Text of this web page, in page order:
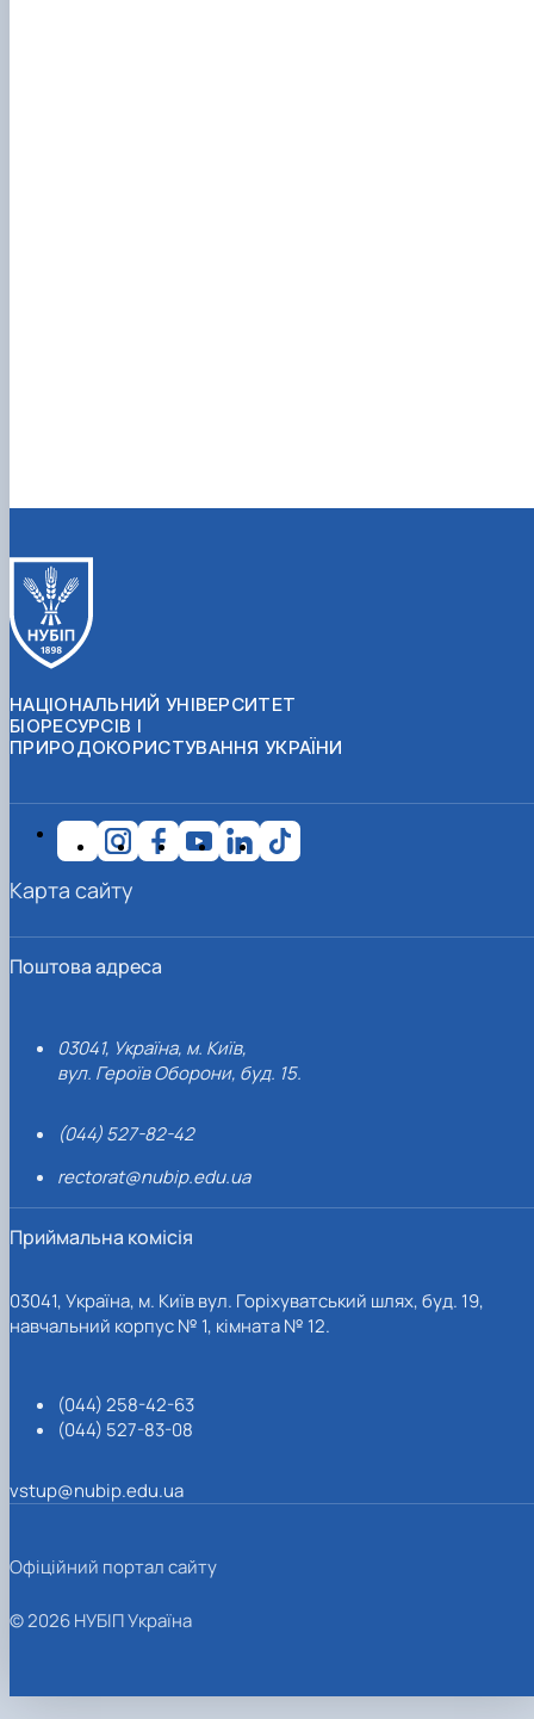
НАЦІОНАЛЬНИЙ УНІВЕРСИТЕТ
БІОРЕСУРСІВ І
ПРИРОДОКОРИСТУВАННЯ УКРАЇНИ
Поштова адреса
03041, Україна, м. Київ,
вул. Героїв Оборони, буд. 15.
(044) 527-82-42
rectorat@nubip.edu.ua
Приймальна комісія
03041, Україна, м. Київ вул. Горіхуватський шлях, буд. 19,
навчальний корпус № 1, кімната № 12.
(044) 258-42-63
(044) 527-83-08
vstup@nubip.edu.ua
Карта сайту
Офіційний портал сайту
© 2026 НУБІП Україна